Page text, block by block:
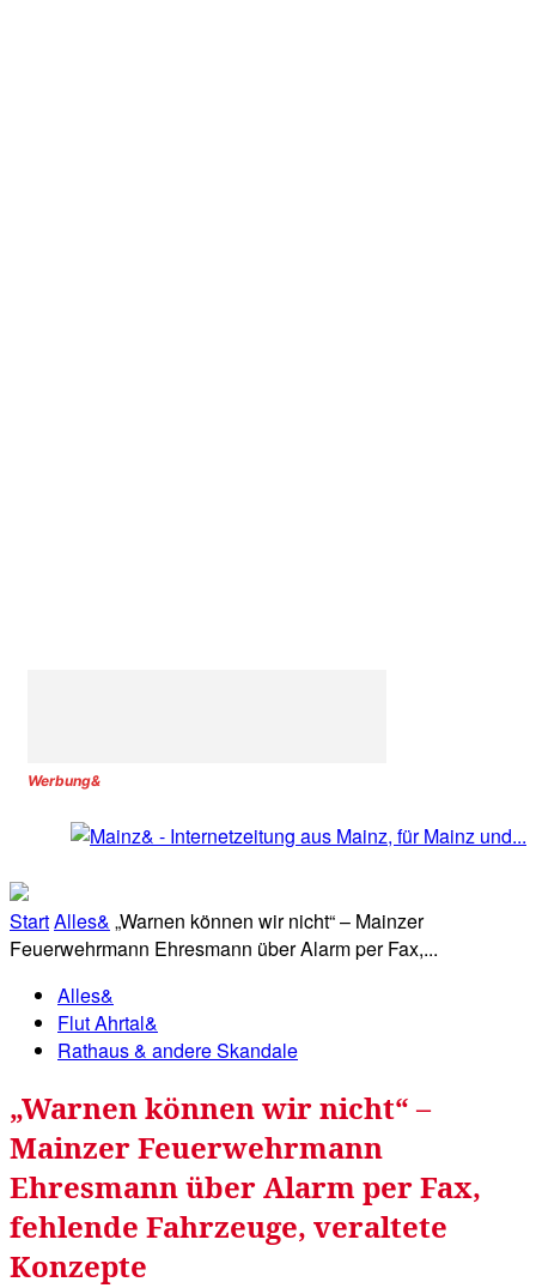
Werbung&
StartAlles& „Warnen können wir nicht“ – Mainzer
Feuerwehrmann Ehresmann über Alarm per Fax,...
Alles&
Flut Ahrtal&
Rathaus & andere Skandale
„Warnen können wir nicht“ –
Mainzer Feuerwehrmann
Ehresmann über Alarm per Fax,
fehlende Fahrzeuge, veraltete
Konzepte